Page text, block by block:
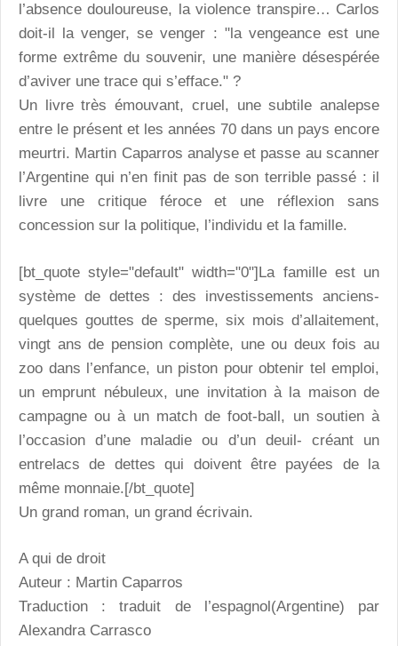
l’absence douloureuse, la violence transpire… Carlos
doit-il la venger, se venger : "la vengeance est une
forme extrême du souvenir, une manière désespérée
d’aviver une trace qui s’efface." ?
Un livre très émouvant, cruel, une subtile analepse
entre le présent et les années 70 dans un pays encore
meurtri. Martin Caparros analyse et passe au scanner
l’Argentine qui n’en finit pas de son terrible passé : il
livre une critique féroce et une réflexion sans
concession sur la politique, l’individu et la famille.
[bt_quote style="default" width="0"]La famille est un
système de dettes : des investissements anciens-
quelques gouttes de sperme, six mois d’allaitement,
vingt ans de pension complète, une ou deux fois au
zoo dans l’enfance, un piston pour obtenir tel emploi,
un emprunt nébuleux, une invitation à la maison de
campagne ou à un match de foot-ball, un soutien à
l’occasion d’une maladie ou d’un deuil- créant un
entrelacs de dettes qui doivent être payées de la
même monnaie.[/bt_quote]
Un grand roman, un grand écrivain.
A qui de droit
Auteur : Martin Caparros
Traduction : traduit de l’espagnol(Argentine) par
Alexandra Carrasco